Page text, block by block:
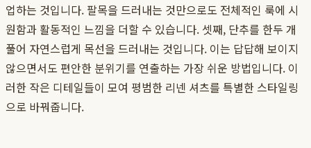
업하는 것입니다. 팔목을 드러내는 것만으로도 전체적인 룩에 시
원함과 활동적인 느낌을 더할 수 있습니다. 셋째, 단추를 한두 개
풀어 자연스럽게 목선을 드러내는 것입니다. 이는 답답해 보이지
않으면서도 편안한 분위기를 연출하는 가장 쉬운 방법입니다. 이
러한 작은 디테일들이 모여 평범한 리넨 셔츠를 특별한 스타일링
으로 바꿔줍니다.